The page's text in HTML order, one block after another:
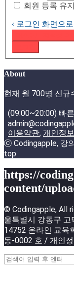
회원 등록 유지
‹ 로그인 화면으로
About
현재 월 700명 신규
(09:00~20:00) 빠
이용약관, 개인정
ⓒ Codingapple, 강
top
https://
content/
© Codingapple, All
울특별시 강동구
14752 온라인 교육
동-0002 호 / 개인